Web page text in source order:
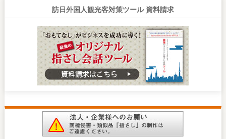
訪日外国人観光客対策ツール 資料請求